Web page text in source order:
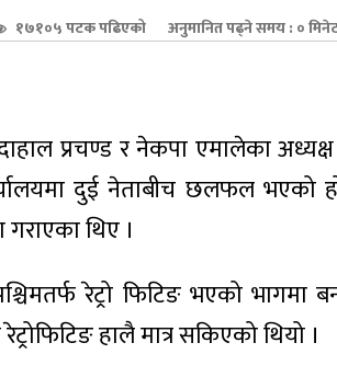
१७१०५ पटक पढिएको अनुमानित पढ्ने समय : ०
प्रचण्ड र नेकपा एमालेका
दुई नेताबीच छलफल
थिए ।
रेट्रो फिटिङ भएको भागमा
हालै मात्र सकिएको थियो ।